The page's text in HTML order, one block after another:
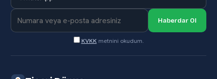
Haberdar Ol
KVKK metnini okudum.